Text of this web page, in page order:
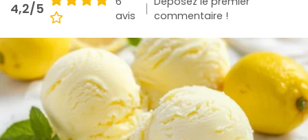
Connexion
4,2/5
avis
commentaire !